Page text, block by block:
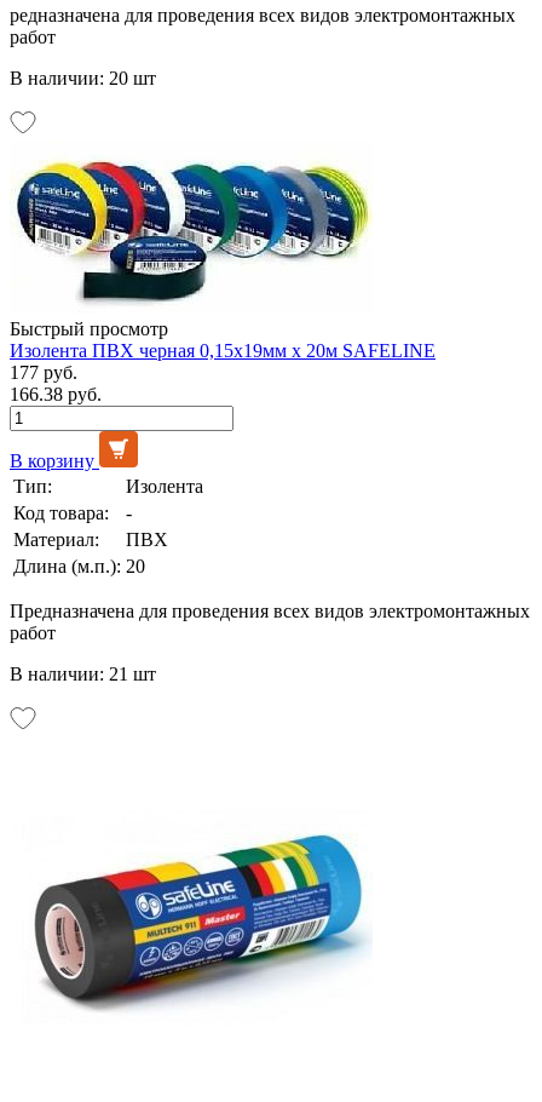
редназначена для проведения всех видов электромонтажных
работ
В наличии: 20 шт
Быстрый просмотр
Изолента ПВХ черная 0,15х19мм х 20м SAFELINE
177 руб.
166.38 руб.
В корзину
Тип:
Изолента
Код товара:
-
Материал:
ПВХ
Длина (м.п.): 20
Предназначена для проведения всех видов электромонтажных
работ
В наличии: 21 шт